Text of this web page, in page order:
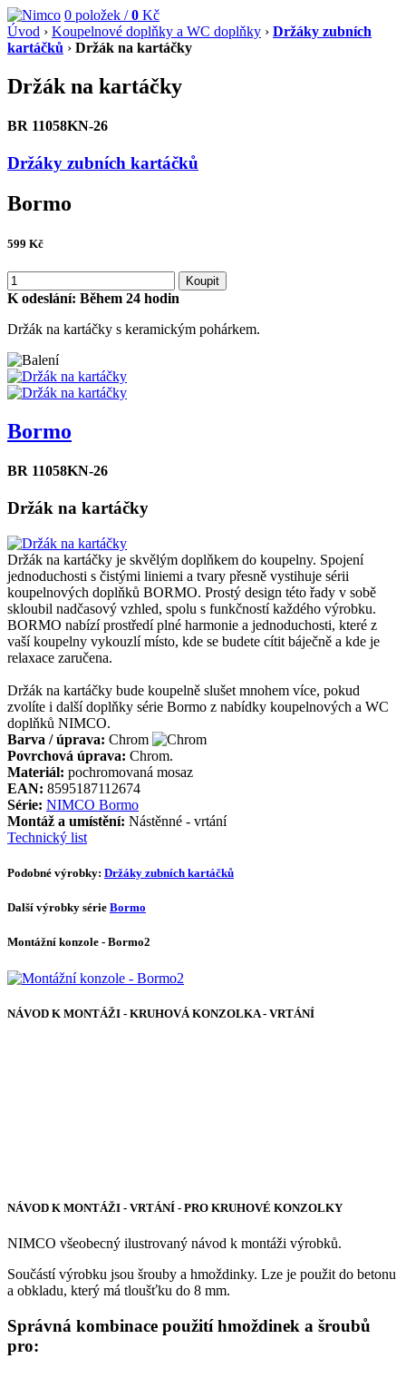
0 položek /0 Kč
Úvod › Koupelnové doplňky a WC doplňky › Držáky zubních
kartáčků › Držák na kartáčky
Držák na kartáčky
BR 11058KN-26
Držáky zubních kartáčků
Bormo
599 Kč
Koupit
K odeslání: Během 24 hodin
Držák na kartáčky s keramickým pohárkem.
Bormo
BR 11058KN-26
Držák na kartáčky
Držák na kartáčky je skvělým doplňkem do koupelny. Spojení
jednoduchosti s čistými liniemi a tvary přesně vystihuje sérii
koupelnových doplňků BORMO. Prostý design této řady v sobě
skloubil nadčasový vzhled, spolu s funkčností každého výrobku.
BORMO nabízí prostředí plné harmonie a jednoduchosti, které z
vaší koupelny vykouzlí místo, kde se budete cítit báječně a kde je
relaxace zaručena.
Držák na kartáčky bude koupelně slušet mnohem více, pokud
zvolíte i další doplňky série Bormo z nabídky koupelnových a WC
doplňků NIMCO.
Barva / úprava: Chrom
Povrchová úprava: Chrom.
Materiál: pochromovaná mosaz
EAN: 8595187112674
Série: NIMCO Bormo
Montáž a umístění: Nástěnné - vrtání
Technický list
Podobné výrobky: Držáky zubních kartáčků
Další výrobky série Bormo
Montážní konzole - Bormo2
NÁVOD K MONTÁŽI - KRUHOVÁ KONZOLKA - VRTÁNÍ
NÁVOD K MONTÁŽI - VRTÁNÍ - PRO KRUHOVÉ KONZOLKY
NIMCO všeobecný ilustrovaný návod k montáži výrobků.
Součástí výrobku jsou šrouby a hmoždinky. Lze je použit do betonu
a obkladu, který má tloušťku do 8 mm.
Správná kombinace použití hmoždinek a šroubů
pro: